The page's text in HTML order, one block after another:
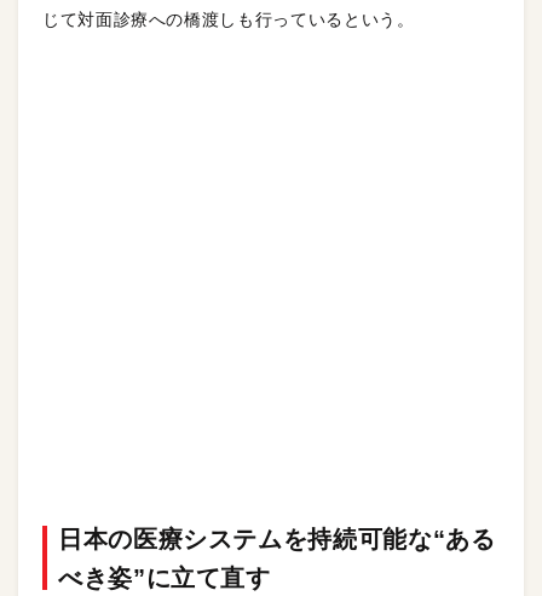
じて対面診療への橋渡しも行っているという。
日本の医療システムを持続可能な“ある
べき姿”に立て直す